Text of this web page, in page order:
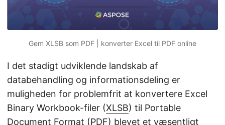
Gem XLSB som PDF | konverter Excel til PDF online
I det stadigt udviklende landskab af
databehandling og informationsdeling er
muligheden for problemfrit at konvertere Excel
Binary Workbook-filer (XLSB) til Portable
Document Format (PDF) blevet et væsentligt